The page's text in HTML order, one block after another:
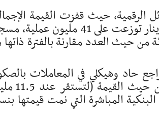
الرقمية، حيث قفزت القيمة
للعمليات النقدية (الاستخلاص والسحب) إلى 7339.6 مليون دينار توزعت على 41
بنسبة 12.5 بالمائة من حيث القيمة و11.7 بالمائة من حيث العدد مقارنة بالفترة
حاد وهيكلي في المعاملات
الورقية بنسبة 24.9 بالمائة من حيث
المباشرة التي نمت قيمتها